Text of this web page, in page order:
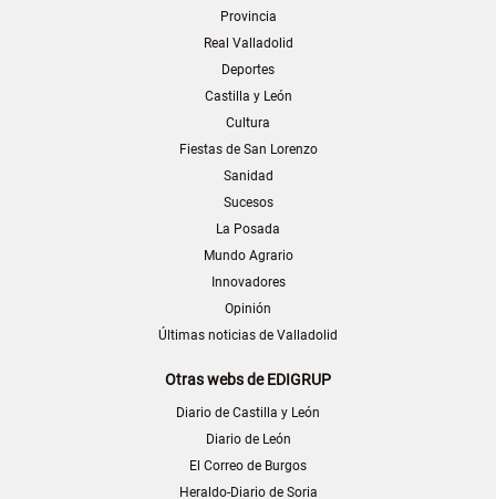
Provincia
Real Valladolid
Deportes
Castilla y León
Cultura
Fiestas de San Lorenzo
Sanidad
Sucesos
La Posada
Mundo Agrario
Innovadores
Opinión
Últimas noticias de Valladolid
Otras webs de EDIGRUP
Diario de Castilla y León
Diario de León
El Correo de Burgos
Heraldo-Diario de Soria